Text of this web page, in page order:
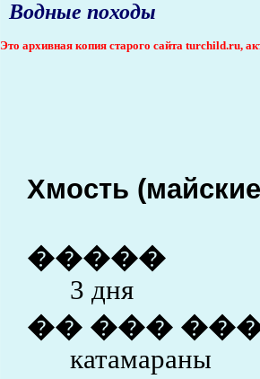
Водные походы
Это архивная копия старого сайта turchild.ru,
Хмость
�����
3 дня
�� ���
катамараны